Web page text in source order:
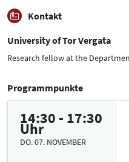
Kontakt
University of Tor Vergata
Research fellow at the
Programmpunkte
14:30 - 17:30
Uhr
DO. 07. NOVEMBER